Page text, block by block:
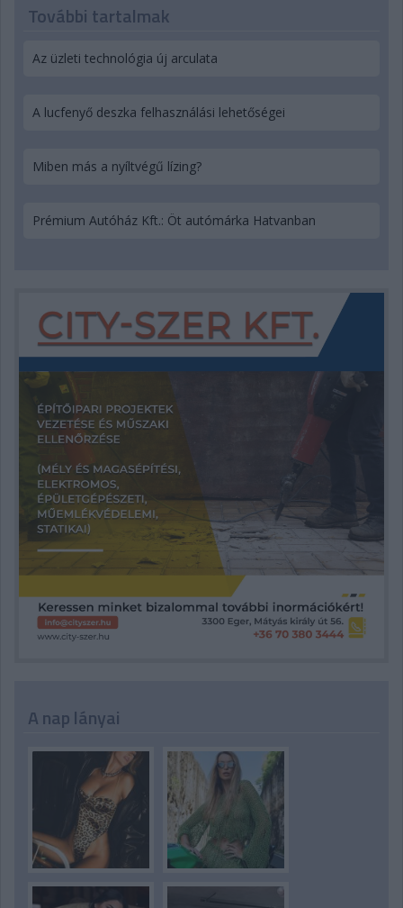
További tartalmak
Az üzleti technológia új arculata
A lucfenyő deszka felhasználási lehetőségei
Miben más a nyíltvégű lízing?
Prémium Autóház Kft.: Öt autómárka Hatvanban
A nap lányai